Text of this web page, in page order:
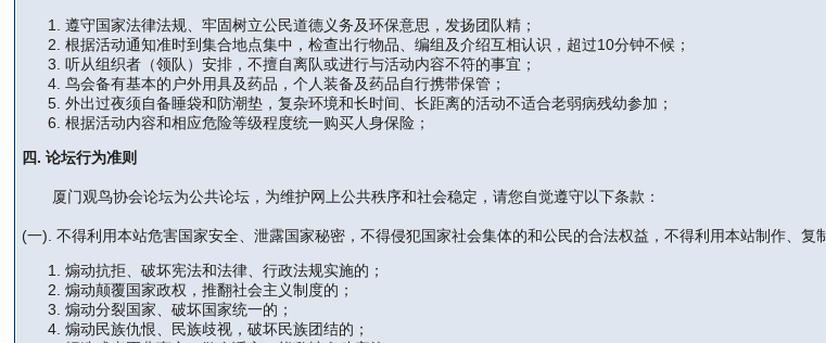
遵守国家法律法规、牢固树立公民道德义务及环保意思，发扬团队精；
根据活动通知准时到集合地点集中，检查出行物品、编组及介绍互相认识，超过10分钟不候；
听从组织者（领队）安排，不擅自离队或进行与活动内容不符的事宜；
鸟会备有基本的户外用具及药品，个人装备及药品自行携带保管；
外出过夜须自备睡袋和防潮垫，复杂环境和长时间、长距离的活动不适合老弱病残幼参加；
根据活动内容和相应危险等级程度统一购买人身保险；
四. 论坛行为准则
厦门观鸟协会论坛为公共论坛，为维护网上公共秩序和社会稳定，请您自觉遵守以下条款：
(一). 不得利用本站危害国家安全、泄露国家秘密，不得侵犯国家社会集体的和公民的合法权益，不得利用本站制作、复
煽动抗拒、破坏宪法和法律、行政法规实施的；
煽动颠覆国家政权，推翻社会主义制度的；
煽动分裂国家、破坏国家统一的；
煽动民族仇恨、民族歧视，破坏民族团结的；